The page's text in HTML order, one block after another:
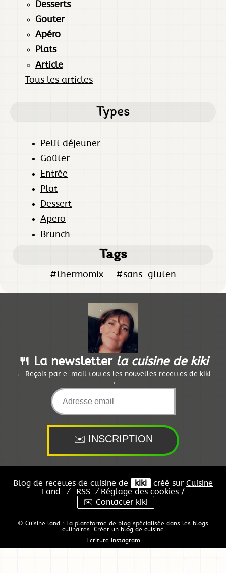
Desserts
Gouter
Apéro
Plats
Article
Tous les articles
Types
Petit déjeuner
Goûter
Entrée
Plat
Dessert
Apero
Brunch
Tags
#thermomix #sans_gluten
🍴 La newsletter la cuisine de kiki
Reçois par e-mail toutes les nouvelles recettes de kiki.
Blog de recettes de cuisine de kiki créé sur Cuisine
Land
⁄ RSS ⁄ Réglage des cookies/
✉️ Contacter kiki
© Cuisine.land : La plateforme de blog spécialisée dans les blogs
culinaires. Créer un blog de cuisine
Ecriture Instagram